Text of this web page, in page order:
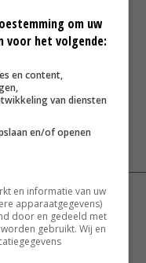
check voor lam
om uw
voor het volgende:
en content,
van diensten
en/of openen
en informatie van uw
apparaatgegevens)
door en gedeeld met
gebruikt. Wij en